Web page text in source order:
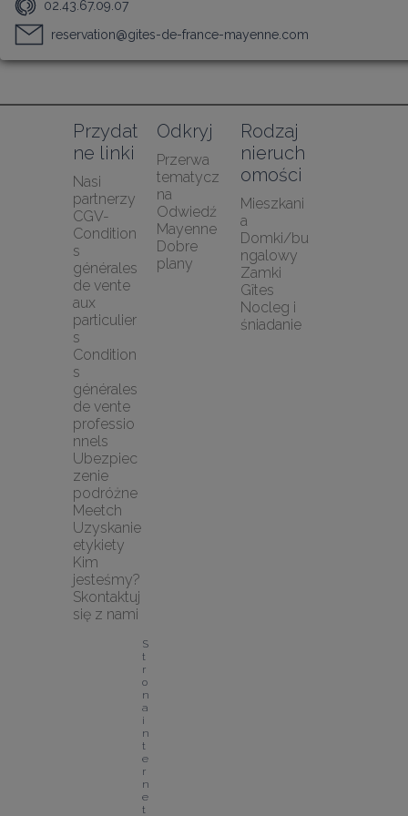
02.43.67.09.07
reservation@gites-de-france-mayenne.com
Przydat
ne linki
Nasi
partnerzy
CGV-
Condition
s
générales
de vente
aux
particulier
s
Condition
s
générales
de vente
professio
nnels
Ubezpiec
zenie
podróżne
Meetch
Uzyskanie
etykiety
Kim
jesteśmy?
Skontaktuj
się z nami
Odkryj
Przerwa
tematycz
na
Odwiedź
Mayenne
Dobre
plany
Rodzaj
nieruch
omości
Mieszkani
a
Domki/bu
ngalowy
Zamki
Gîtes
Nocleg i
śniadanie
S
t
r
o
n
a
i
n
t
e
r
n
e
t